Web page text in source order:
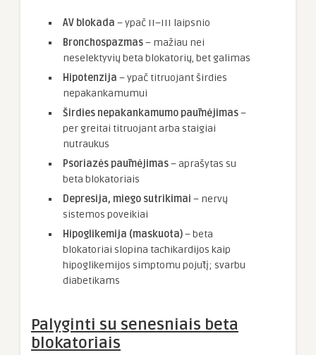
AV blokada – ypač II–III laipsnio
Bronchospazmas– mažiau nei
neselektyvių beta blokatorių, bet galimas
Hipotenzija – ypač titruojant širdies
nepakankamumui
Širdies nepakankamumo paūmėjimas–
per greitai titruojant arba staigiai
nutraukus
Psoriazės paūmėjimas– aprašytas su
beta blokatoriais
Depresija, miego sutrikimai – nervų
sistemos poveikiai
Hipoglikemija (maskuota)– beta
blokatoriai slopina tachikardijos kaip
hipoglikemijos simptomu pojūtį; svarbu
diabetikams
Palyginti su senesniais beta
blokatoriais